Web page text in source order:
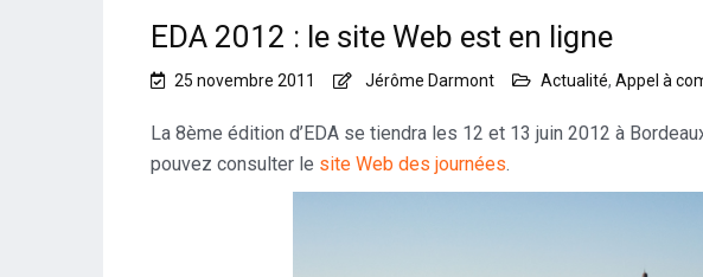
EDA 2012 : le site Web est en ligne
25 novembre 2011 Jérôme Darmont Actualité, Appel à
La 8ème édition d’EDA se tiendra les 12 et 13 juin 2012 à
pouvez consulter le site Web des journées.